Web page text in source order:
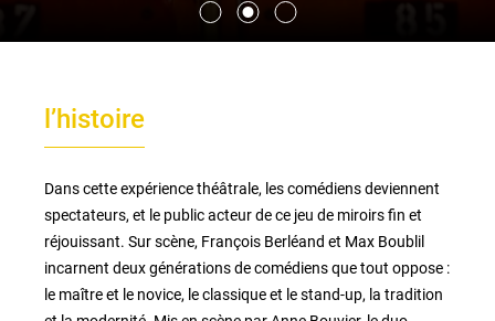
l’histoire
Dans cette expérience théâtrale, les comédiens deviennent
spectateurs, et le public acteur de ce jeu de miroirs fin et
réjouissant. Sur scène, François Berléand et Max Boublil
incarnent deux générations de comédiens que tout oppose :
le maître et le novice, le classique et le stand-up, la tradition